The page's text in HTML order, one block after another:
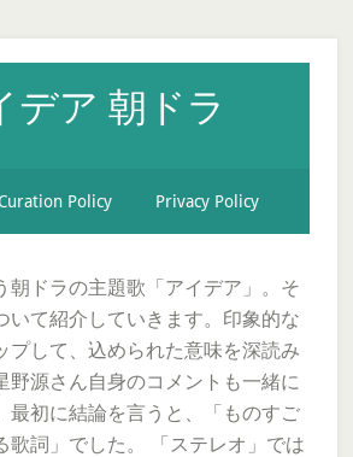
デア 朝ドラ
Curation Policy Privacy Policy
朝ドラの主題歌「アイデア」。そ
いて紹介していきます。印象的な
プして、込められた意味を深読み
野源さん自身のコメントも一緒に
最初に結論を言うと、「ものすご
歌詞」でした。 「ステレオ」では